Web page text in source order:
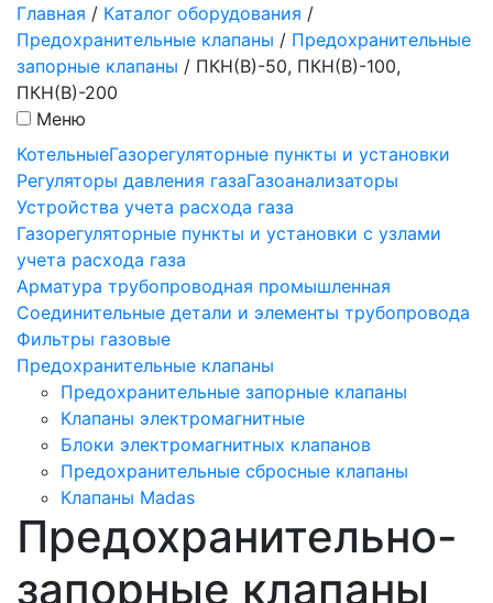
Главная / Каталог оборудования /
Предохранительные клапаны / Предохранительные
запорные клапаны / ПКН(В)-50, ПКН(В)-100,
ПКН(В)-200
Меню
КотельныеГазорегуляторные пункты и установки
Регуляторы давления газаГазоанализаторы
Устройства учета расхода газа
Газорегуляторные пункты и установки с узлами
учета расхода газа
Арматура трубопроводная промышленная
Соединительные детали и элементы трубопровода
Фильтры газовые
Предохранительные клапаны
Предохранительные запорные клапаны
Клапаны электромагнитные
Блоки электромагнитных клапанов
Предохранительные сбросные клапаны
Клапаны Madas
Предохранительно-
запорные клапаны